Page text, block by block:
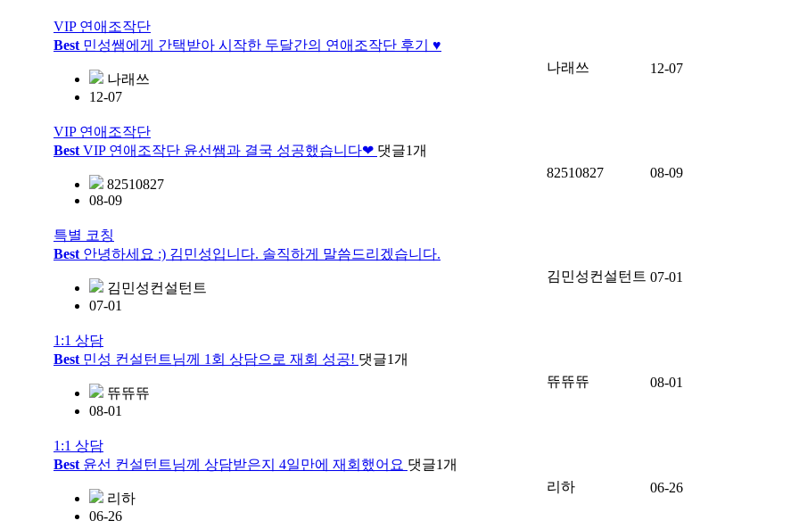
VIP 연애조작단
Best 민성쌤에게 간택받아 시작한 두달간의 연애조작단 후기 ♥
나래쓰
12-07
나래쓰 12-07
VIP 연애조작단
Best VIP 연애조작단 윤선쌤과 결국 성공했습니다❤ 댓글1개
82510827
08-09
82510827 08-09
특별 코칭
Best 안녕하세요 :) 김민성입니다. 솔직하게 말씀드리겠습니다.
김민성컨설턴트
07-01
김민성컨설턴트 07-01
1:1 상담
Best 민성 컨설턴트님께 1회 상담으로 재회 성공! 댓글1개
뜌뜌뜌
08-01
뜌뜌뜌 08-01
1:1 상담
Best 윤선 컨설턴트님께 상담받은지 4일만에 재회했어요 댓글1개
리하
06-26
리하 06-26